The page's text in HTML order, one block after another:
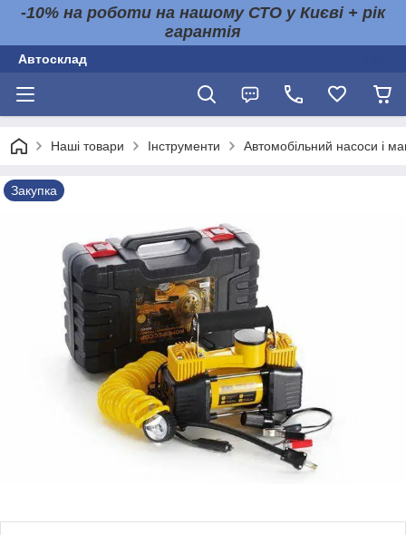
-10% на роботи на нашому СТО у Києві + рік
гарантія
Автосклад
Наші товари Інструменти Автомобільний насоси і
Закупка